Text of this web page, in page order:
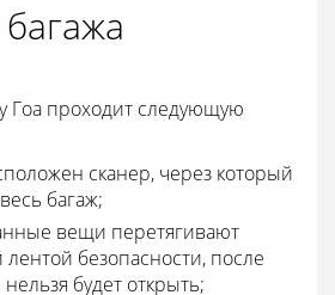
Гоа проходит следующую
сканер, через который
багаж;
вещи перетягивают
лентой безопасности, после
будет открыть;